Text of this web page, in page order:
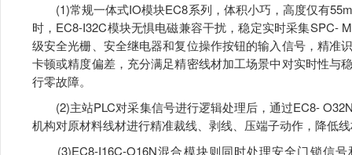
(1)常规一体式IO模块EC8系列，体积小巧，高度仅有
时，EC8-I32C模块无惧电磁兼容干扰，稳定实时采集SPC-
级安全光栅、安全继电器和复位操作按钮的输入信号，精准
卡顿或精度偏差，充分满足精密线材加工场景中对实时性与
行零故障。
(2)主站PLC对采集信号进行逻辑处理后，通过EC8-
机构对原材料线材进行精准裁线、剥线、压端子动作，降低
(3)EC8-I16C-O16N混合模块则同时处理安全门锁信